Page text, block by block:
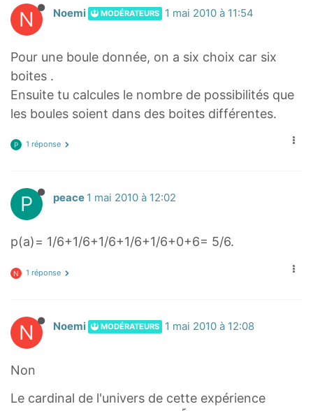
N Noemi MODÉRATEURS 1 mai 2010 à 11:54
Pour une boule donnée, on a six choix car six
boites .
Ensuite tu calcules le nombre de possibilités que
les boules soient dans des boites différentes.
P 1 réponse
P peace 1 mai 2010 à 12:02
p(a)= 1/6+1/6+1/6+1/6+1/6+0+6= 5/6.
N 1 réponse
N Noemi MODÉRATEURS 1 mai 2010 à 12:08
Non
Le cardinal de l'univers de cette expérience